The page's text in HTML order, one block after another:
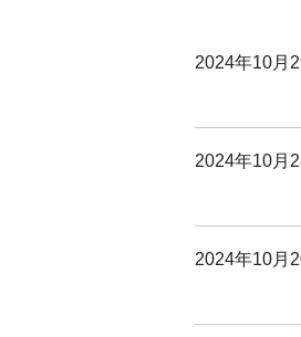
2024年10月
2024年10月
2024年10月